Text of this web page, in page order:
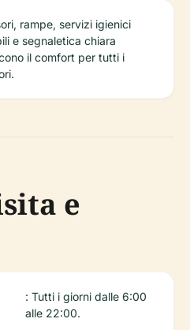
rampe, servizi igienici
e segnaletica chiara
il comfort per tutti i
e
: Tutti i giorni dalle 6:00
alle 22:00.